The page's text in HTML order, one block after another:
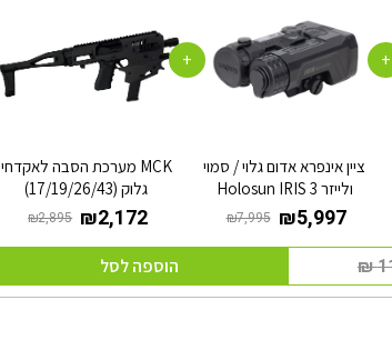
+
ציין אינפרא אדום גלוי / סמוי
ולייזר Holosun IRIS 3
‏7,995 ₪ ‏5,997 ₪
+
MCK מערכת הסבה לאקדחי
גלוק (17/19/26/43)
הוספה לסל